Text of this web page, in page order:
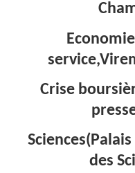
Crise
des